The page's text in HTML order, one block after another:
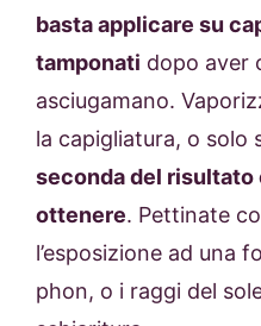
basta applicare su
tamponati dopo aver
asciugamano.
la capigliatura, o solo
seconda del risultato
ottenere. Pettinate
l’esposizione ad una
phon, o i raggi del